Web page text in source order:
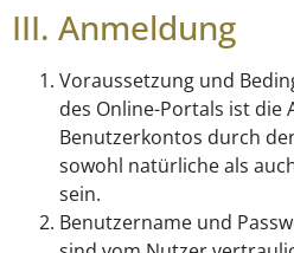
III. Anmeldung
Voraussetzung und
des Online-Portals ist die
Benutzerkontos durch
sowohl natürliche als
sein.
Benutzername und